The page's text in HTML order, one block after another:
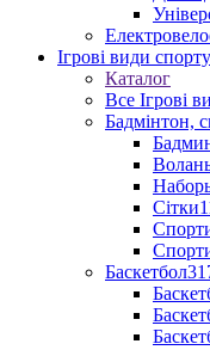
Ігрові види спорту
Каталог
Все Ігрові
Бадмінтон,
Сітки
Баскетбол